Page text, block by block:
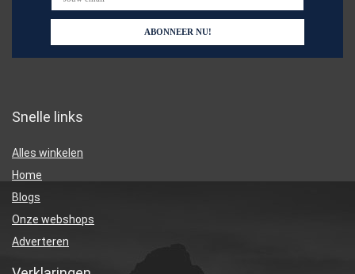
Snelle links
Alles winkelen
Home
Blogs
Onze webshops
Adverteren